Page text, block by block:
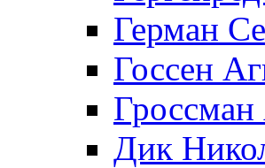
Герман
Госсен
Дик